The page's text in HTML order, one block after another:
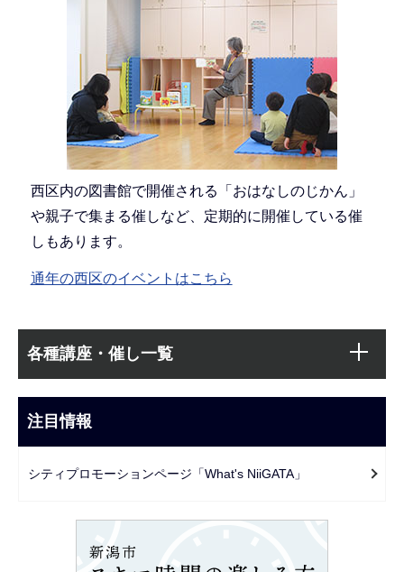
西区内の図書館で開催される「おはなしのじかん」
や親子で集まる催しなど、定期的に開催している催
しもあります。
通年の西区のイベントはこちら
文
こ
ま
で
ブ
ビ
ー
各種講座・催し一覧
注目情報
シティプロモーションページ「What's NiiGATA」